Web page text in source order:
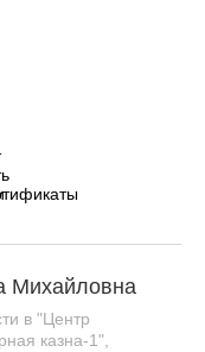
Михайловна
в "Центр
казна-1",